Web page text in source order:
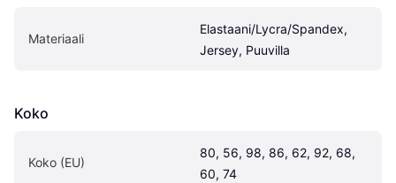
Materiaali
Elastaani/Lycra/Spandex,
Jersey, Puuvilla
Koko
Koko (EU)
80, 56, 98, 86, 62, 92, 68,
60, 74